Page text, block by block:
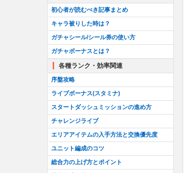
初心者が読むべき記事まとめ
キャラ被りした時は？
ガチャシール/シール券の使い方
ガチャボーナスとは？
各種ランク・効率関連
序盤攻略
ライブボーナス(スタミナ)
スタートダッシュミッションの進め方
チャレンジライブ
エリアアイテムの入手方法と交換優先度
ユニット編成のコツ
総合力の上げ方とポイント